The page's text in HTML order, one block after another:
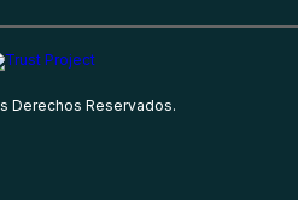
Derechos Reservados.